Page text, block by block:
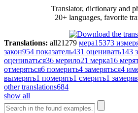
Translator, dictionary and
20+ languages, favorite
Translations: all21279 мера15373
закон954 показатель431 оценивать143
оцениваться36 мерило21 мерка16
отмеряться6 померить4 замеряться4
вымерять1 померять1 смерить1
other translations684
show all